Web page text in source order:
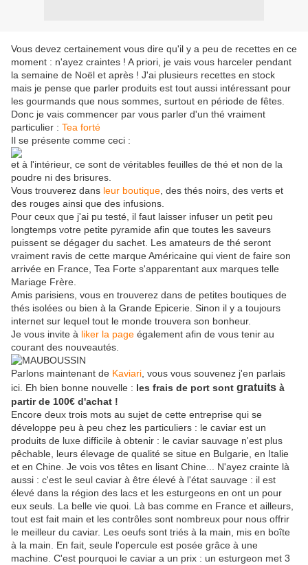
Vous devez certainement vous dire qu'il y a peu de recettes en ce
moment : n'ayez craintes ! A priori, je vais vous harceler pendant
la semaine de Noël et après ! J'ai plusieurs recettes en stock
mais je pense que parler produits est tout aussi intéressant pour
les gourmands que nous sommes, surtout en période de fêtes.
Donc je vais commencer par vous parler d'un thé vraiment
particulier : Tea forté
Il se présente comme ceci :
et à l'intérieur, ce sont de véritables feuilles de thé et non de la
poudre ni des brisures.
Vous trouverez dans leur boutique , des thés noirs, des verts et
des rouges ainsi que des infusions.
Pour ceux que j'ai pu testé, il faut laisser infuser un petit peu
longtemps votre petite pyramide afin que toutes les saveurs
puissent se dégager du sachet. Les amateurs de thé seront
vraiment ravis de cette marque Américaine qui vient de faire son
arrivée en France, Tea Forte s'apparentant aux marques telle
Mariage Frère.
Amis parisiens, vous en trouverez dans de petites boutiques de
thés isolées ou bien à la Grande Epicerie. Sinon il y a toujours
internet sur lequel tout le monde trouvera son bonheur.
Je vous invite à liker la page également afin de vous tenir au
courant des nouveautés.
Parlons maintenant de Kaviari , vous vous souvenez j'en parlais
ici. Eh bien bonne nouvelle : les frais de port sont gratuits à
partir de 100€ d'achat !
Encore deux trois mots au sujet de cette entreprise qui se
développe peu à peu chez les particuliers : le caviar est un
produits de luxe difficile à obtenir : le caviar sauvage n'est plus
pêchable, leurs élevage de qualité se situe en Bulgarie, en Italie
et en Chine. Je vois vos têtes en lisant Chine... N'ayez crainte là
aussi : c'est le seul caviar à être élevé à l'état sauvage : il est
élevé dans la région des lacs et les esturgeons en ont un pour
eux seuls. La belle vie quoi. Là bas comme en France et ailleurs,
tout est fait main et les contrôles sont nombreux pour nous offrir
le meilleur du caviar. Les oeufs sont triés à la main, mis en boîte
à la main. En fait, seule l'opercule est posée grâce à une
machine. C'est pourquoi le caviar a un prix : un esturgeon met 3